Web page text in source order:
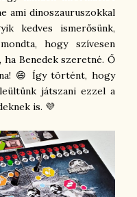
ami dinoszauruszokkal
kedves ismerősünk,
hogy szívesen
Benedek szeretné. Ő
😄 Így történt, hogy
játszani ezzel a
is. 💜